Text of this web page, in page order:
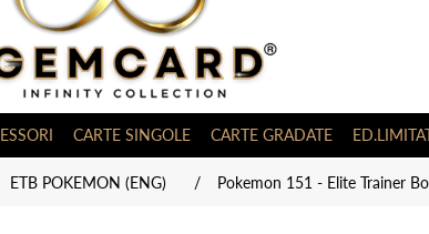
CARTE SINGOLE CARTE GRADATE
ETB POKEMON (ENG) / Pokemon 151 - Elite Trainer